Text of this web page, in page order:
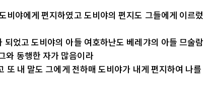
비야에게 편지하였고 도비야의 편지도 그들에게 이르렀
었고 도비야의 아들 여호하난도 베레갸의 아들 므술람
와 동행한 자가 많음이라
또 내 말도 그에게 전하매 도비야가 내게 편지하여 나를